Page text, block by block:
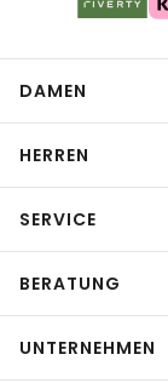
DAMEN
HERREN
SERVICE
BERATUNG
UNTERNEHMEN